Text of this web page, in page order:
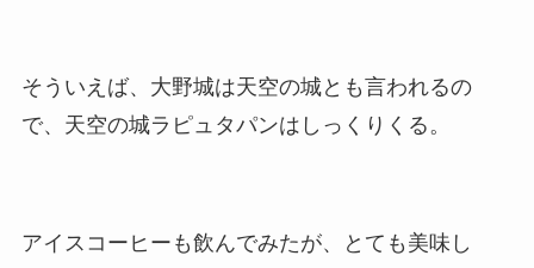
そういえば、大野城は天空の城とも言われるの
で、天空の城ラピュタパンはしっくりくる。
アイスコーヒーも飲んでみたが、とても美味し